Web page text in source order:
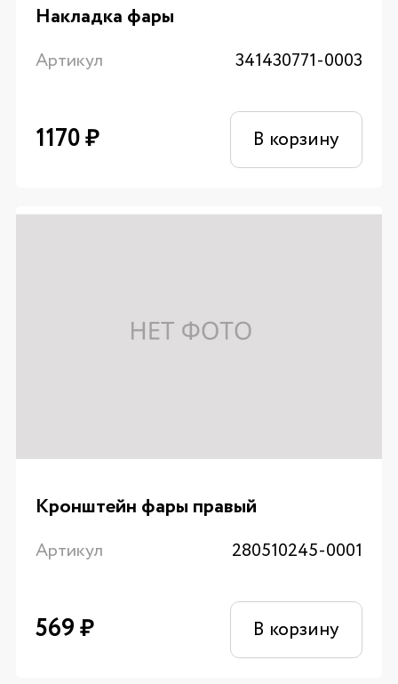
Накладка фары
Артикул 341430771-0003
1170₽ В корзину
Кронштейн фары правый
Артикул 280510245-0001
569₽ В корзину